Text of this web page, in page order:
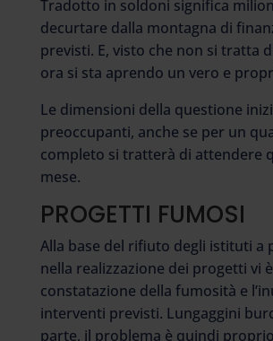
Tradotto in soldoni significa
decurtare dalla montagna di
previsti. E, visto che non si tratta
ora si sta aprendo un vero e
Le dimensioni della questione
preoccupanti, anche se per un
completo si tratterà di attendere
mese.
PROGETTI FUMOSI
Alla base del rifiuto degli istituti a
nella realizzazione dei progetti vi
constatazione della fumosità e
interventi previsti. Lungaggini
parte, il problema è quindi